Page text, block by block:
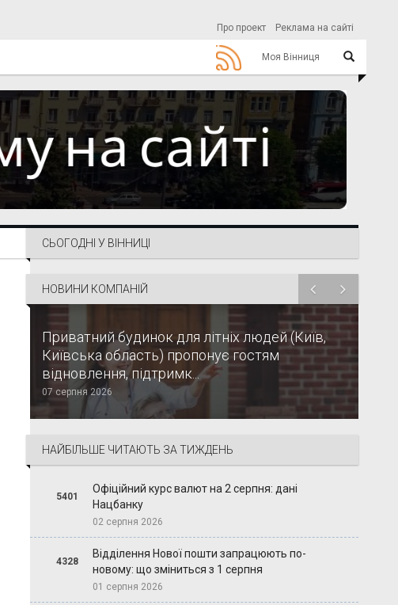
Про проект Реклама на сайті
Моя Вінниця
СЬОГОДНІ У ВІННИЦІ
НОВИНИ КОМПАНІЙ
Приватний будинок для літніх людей (Київ,
Київська область) пропонує гостям
відновлення, підтримк...
07 серпня 2026
НАЙБІЛЬШЕ ЧИТАЮТЬ ЗА ТИЖДЕНЬ
5401
Офіційний курс валют на 2 серпня: дані
Нацбанку
02 серпня 2026
4328
Відділення Нової пошти запрацюють по-
новому: що зміниться з 1 серпня
01 серпня 2026